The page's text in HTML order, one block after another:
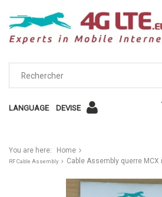
LANGUAGE DEVISE
You are here: Home
RF Cable Assembly Cable Assembly querre